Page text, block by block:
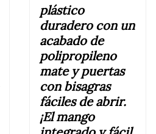
plástico
duradero con un
acabado de
polipropileno
mate y puertas
con bisagras
fáciles de abrir.
¡El mango